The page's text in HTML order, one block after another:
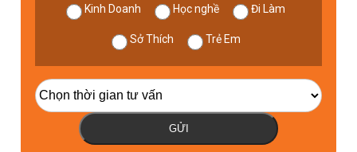
Kinh Doanh Học nghề Đi Làm
Sở Thích Trẻ Em
GỬI